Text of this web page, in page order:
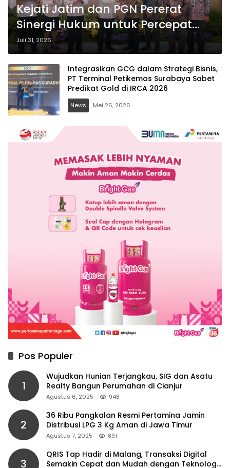
Kejati Jatim dan PGN Pererat
Sinergi Hukum untuk Percepat
Pengembangan Infrastruktur Gas
Bumi
Juli 31, 2026
Integrasikan GCG dalam Strategi Bisnis,
PT Terminal Petikemas Surabaya Sabet
Predikat Gold di IRCA 2026
News Mei 26, 2026
Pos Populer
1
Wujudkan Hunian Terjangkau, SIG dan Asatu
Realty Bangun Perumahan di Cianjur
Agustus 6, 2025 948
2
36 Ribu Pangkalan Resmi Pertamina Jamin
Distribusi LPG 3 Kg Aman di Jawa Timur
Agustus 7, 2025 891
3
QRIS Tap Hadir di Malang, Transaksi Digital
Semakin Cepat dan Mudah dengan Teknologi